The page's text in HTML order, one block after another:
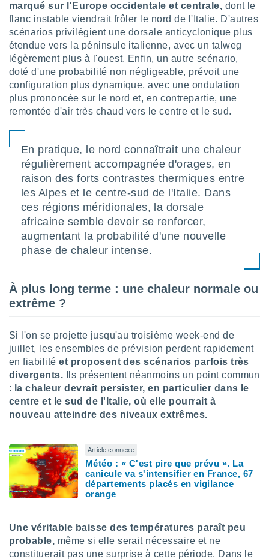
marqué sur l'Europe occidentale et centrale, dont le
flanc instable viendrait frôler le nord de l'Italie. D'autres
scénarios privilégient une dorsale anticyclonique plus
étendue vers la péninsule italienne, avec un talweg
légèrement plus à l'ouest. Enfin, un autre scénario,
doté d'une probabilité non négligeable, prévoit une
configuration plus dynamique, avec une ondulation
plus prononcée sur le nord et, en contrepartie, une
remontée d'air très chaud vers le centre et le sud.
En pratique, le nord connaîtrait une chaleur
régulièrement accompagnée d'orages, en
raison des forts contrastes thermiques entre
les Alpes et le centre-sud de l'Italie. Dans
ces régions méridionales, la dorsale
africaine semble devoir se renforcer,
augmentant la probabilité d'une nouvelle
phase de chaleur intense.
À plus long terme : une chaleur normale ou
extrême ?
Si l'on se projette jusqu'au troisième week-end de
juillet, les ensembles de prévision perdent rapidement
en fiabilitéet proposent des scénarios parfois très
divergents.
Ils présentent néanmoins un point commun
: la chaleur devrait persister, en particulier dans le
centre et le sud de l'Italie, où elle pourrait à
nouveau atteindre des niveaux extrêmes.
Article connexe
Météo : « C'est pire que prévu ». La
canicule va s'intensifier en France, 67
départements placés en vigilance
orange
Une véritable baisse des températures paraît peu
probable, même si elle serait nécessaire et ne
constituerait pas une surprise à cette période. Dans le